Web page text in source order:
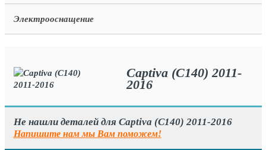
Электрооснащение
Captiva (C140) 2011-
2016
Не нашли деталей для Captiva (C140) 2011-2016
Напишите нам мы Вам поможем!